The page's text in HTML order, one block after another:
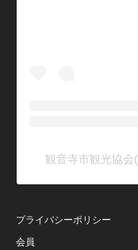
観音寺市観光協
プライバシーポリシー
会員